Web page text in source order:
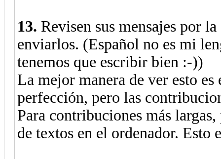
13. Revisen sus mensajes por
enviarlos. (Español no es mi
tenemos que escribir bien :-))
La mejor manera de ver esto
perfección, pero las
Para contribuciones más
de textos en el ordenador. Esto